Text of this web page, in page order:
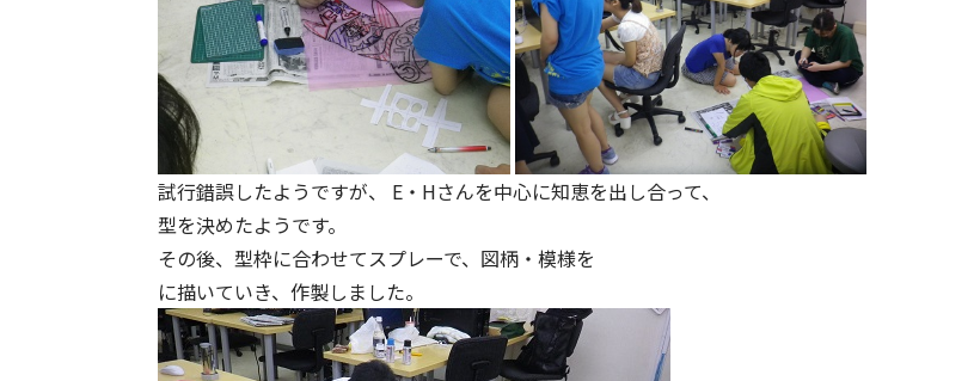
試行錯誤したようですが、 E・Hさんを中心に知恵を出し合って、
型を決めたようです。
その後、型枠に合わせてスプレーで、図柄・模様を
に描いていき、作製しました。